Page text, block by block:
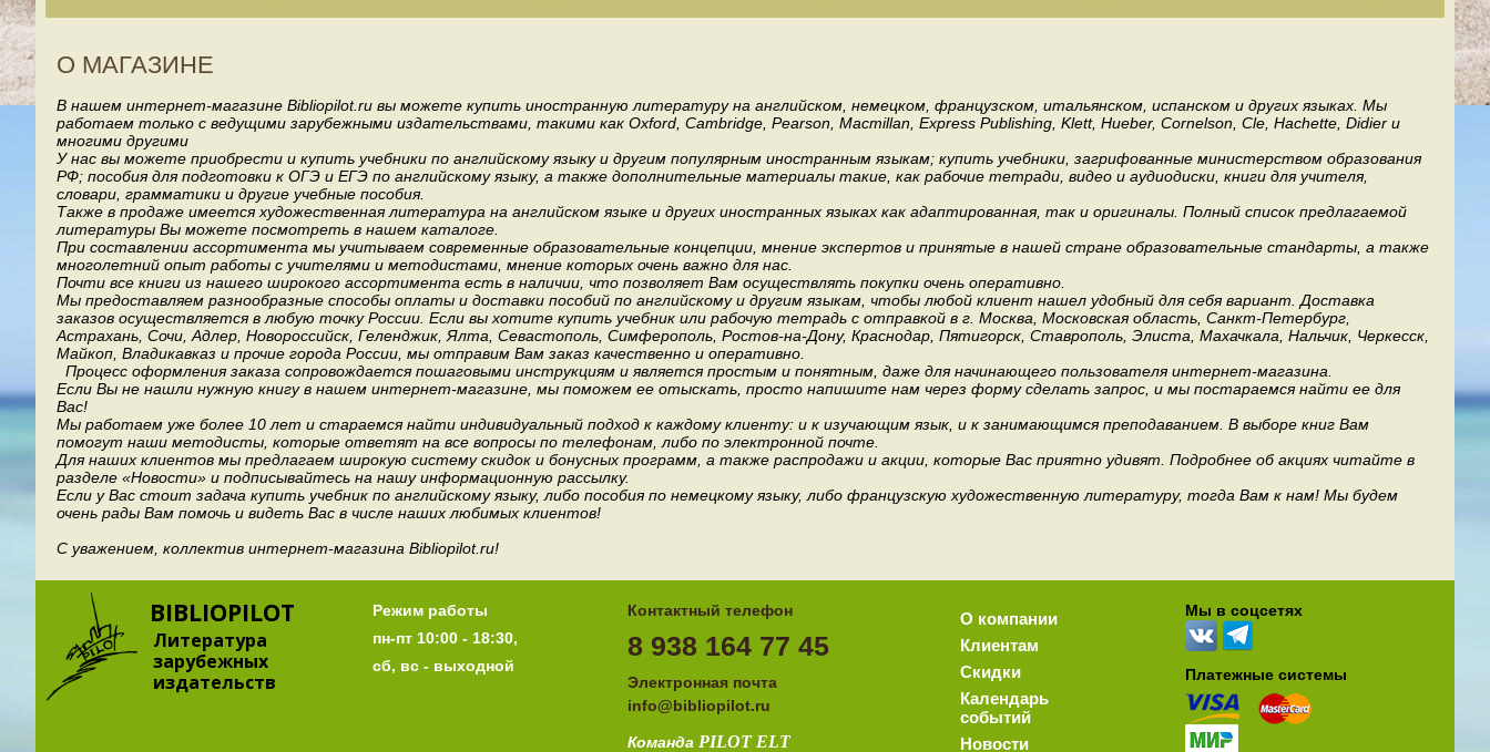
О МАГАЗИНЕ
В нашем интернет-магазине Bibliopilot.ru вы можете купить иностранную литературу на английском, немецком, французском, итальянском, испанском и других языках. Мы
работаем только с ведущими зарубежными издательствами, такими как Oxford, Cambridge, Pearson, Macmillan, Express Publishing, Klett, Hueber, Cornelson, Cle, Hachette, Didier и
многими другими
У нас вы можете приобрести и купить учебники по английскому языку и другим популярным иностранным языкам; купить учебники, загрифованные министерством образования
РФ; пособия для подготовки к ОГЭ и ЕГЭ по английскому языку, а также дополнительные материалы такие, как рабочие тетради, видео и аудиодиски, книги для учителя,
словари, грамматики и другие учебные пособия.
Также в продаже имеется художественная литература на английском языке и других иностранных языках как адаптированная, так и оригиналы. Полный список предлагаемой
литературы Вы можете посмотреть в нашем каталоге.
При составлении ассортимента мы учитываем современные образовательные концепции, мнение экспертов и принятые в нашей стране образовательные стандарты, а также
многолетний опыт работы с учителями и методистами, мнение которых очень важно для нас.
Почти все книги из нашего широкого ассортимента есть в наличии, что позволяет Вам осуществлять покупки очень оперативно.
Мы предоставляем разнообразные способы оплаты и доставки пособий по английскому и другим языкам, чтобы любой клиент нашел удобный для себя вариант. Доставка
заказов осуществляется в любую точку России. Если вы хотите купить учебник или рабочую тетрадь с отправкой в г. Москва, Московская область, Санкт-Петербург,
Астрахань, Сочи, Адлер, Новороссийск, Геленджик, Ялта, Севастополь, Симферополь, Ростов-на-Дону, Краснодар, Пятигорск, Ставрополь, Элиста, Махачкала, Нальчик, Черкесск,
Майкоп, Владикавказ и прочие города России, мы отправим Вам заказ качественно и оперативно.
Процесс оформления заказа сопровождается пошаговыми инструкциям и является простым и понятным, даже для начинающего пользователя интернет-магазина.
Если Вы не нашли нужную книгу в нашем интернет-магазине, мы поможем ее отыскать, просто напишите нам через форму сделать запрос, и мы постараемся найти ее для
Вас!
Мы работаем уже более 10 лет и стараемся найти индивидуальный подход к каждому клиенту: и к изучающим язык, и к занимающимся преподаванием. В выборе книг Вам
помогут наши методисты, которые ответят на все вопросы по телефонам, либо по электронной почте.
Для наших клиентов мы предлагаем широкую систему скидок и бонусных программ, а также распродажи и акции, которые Вас приятно удивят. Подробнее об акциях читайте в
разделе «Новости» и подписывайтесь на нашу информационную рассылку.
Если у Вас стоит задача купить учебник по английскому языку, либо пособия по немецкому языку, либо французскую художественную литературу, тогда Вам к нам! Мы будем
очень рады Вам помочь и видеть Вас в числе наших любимых клиентов!
С уважением, коллектив интернет-магазина Bibliopilot.ru!
BIBLIOPILOT
Литература
зарубежных
издательств
Режим работы
пн-пт 10:00 - 18:30,
сб, вс - выходной
Контактный телефон
8 938 164 77 45
Электронная почта
info@bibliopilot.ru
Команда PILOT ELT
О компании
Клиентам
Скидки
Календарь
событий
Новости
Мы в соцсетях
Платежные системы